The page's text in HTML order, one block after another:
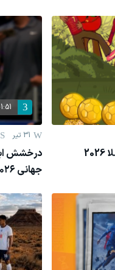
31 تیر
درخشش
جهانی ۲۰۲۶